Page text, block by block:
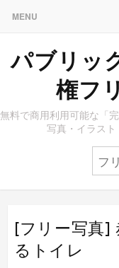
MENU
パブリッ
権フ
無料で商用利用可能な「
写真・イラスト
[フリー写真]
るトイレ